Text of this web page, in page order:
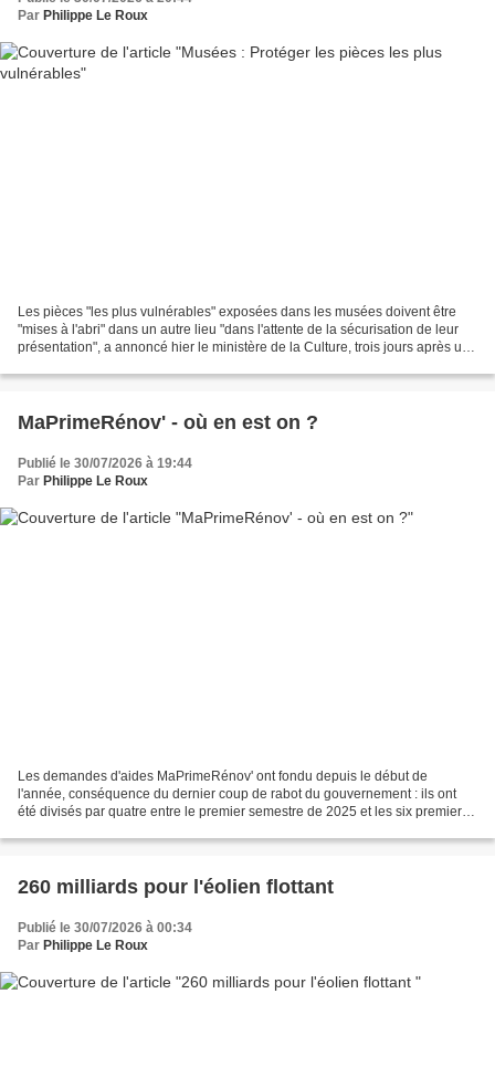
Par Philippe Le Roux
Les pièces "les plus vulnérables" exposées dans les musées doivent être
"mises à l'abri" dans un autre lieu "dans l'attente de la sécurisation de leur
présentation", a annoncé hier le ministère de la Culture, trois jours après un
MaPrimeRénov' - où en est on ?
Publié le 30/07/2026 à 19:44
Par Philippe Le Roux
Les demandes d'aides MaPrimeRénov' ont fondu depuis le début de
l'année, conséquence du dernier coup de rabot du gouvernement : ils ont
été divisés par quatre entre le premier semestre de 2025 et les six premiers
260 milliards pour l'éolien flottant
Publié le 30/07/2026 à 00:34
Par Philippe Le Roux